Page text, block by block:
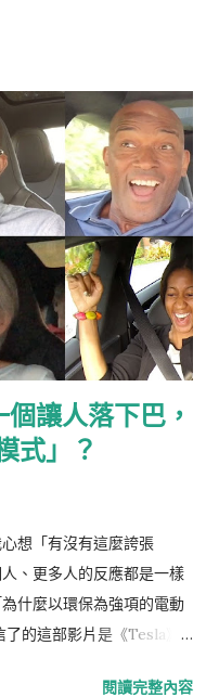
讓人落下巴，
式」？
想「有沒有這麼誇張
、更多人的反應都是一樣
什麼以環保為強項的電動
的這部影片是《Tesla》
閱讀完整內容